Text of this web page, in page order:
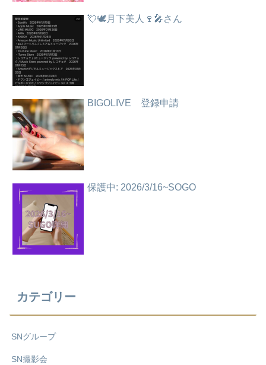
💘🕊️月下美人🍷🎤さん
BIGOLIVE 登録申請
保護中: 2026/3/16~SOGO
カテゴリー
SNグループ
SN撮影会